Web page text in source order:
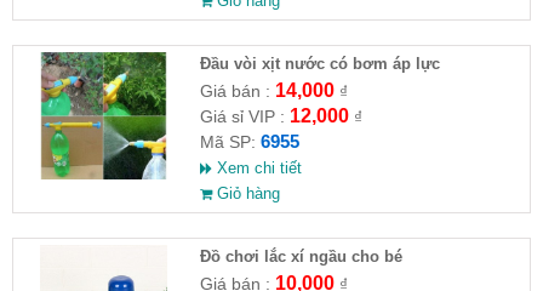
Đầu vòi xịt nước có bơm áp lực
Giá bán : 14,000₫
Giá sỉ VIP : 12,000₫
Mã SP: 6955
Xem chi tiết
Giỏ hàng
Đồ chơi lắc xí ngầu cho bé
Giá bán : 10,000₫